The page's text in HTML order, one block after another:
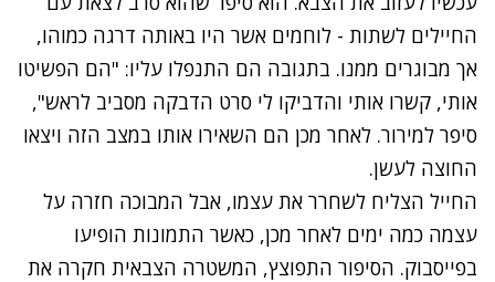
החיילים לשתות - לוחמים אשר היו באותה דרגה כמוהו,
אך מבוגרים ממנו. בתגובה הם התנפלו עליו: "הם הפשיטו
אותי, קשרו אותי והדביקו לי סרט הדבקה מסביב לראש",
סיפר למירור. לאחר מכן הם השאירו אותו במצב הזה ויצאו
החוצה לעשן.
החייל הצליח לשחרר את עצמו, אבל המבוכה חזרה על
עצמה כמה ימים לאחר מכן, כאשר התמונות הופיעו
בפייסבוק. הסיפור התפוצץ, המשטרה הצבאית חקרה את